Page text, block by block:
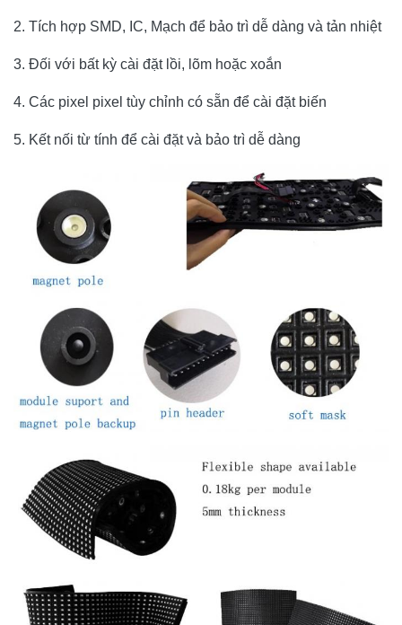
2. Tích hợp SMD, IC, Mạch để bảo trì dễ dàng và tản nhiệt
3. Đối với bất kỳ cài đặt lồi, lõm hoặc xoắn
4. Các pixel pixel tùy chỉnh có sẵn để cài đặt biến
5. Kết nối từ tính để cài đặt và bảo trì dễ dàng